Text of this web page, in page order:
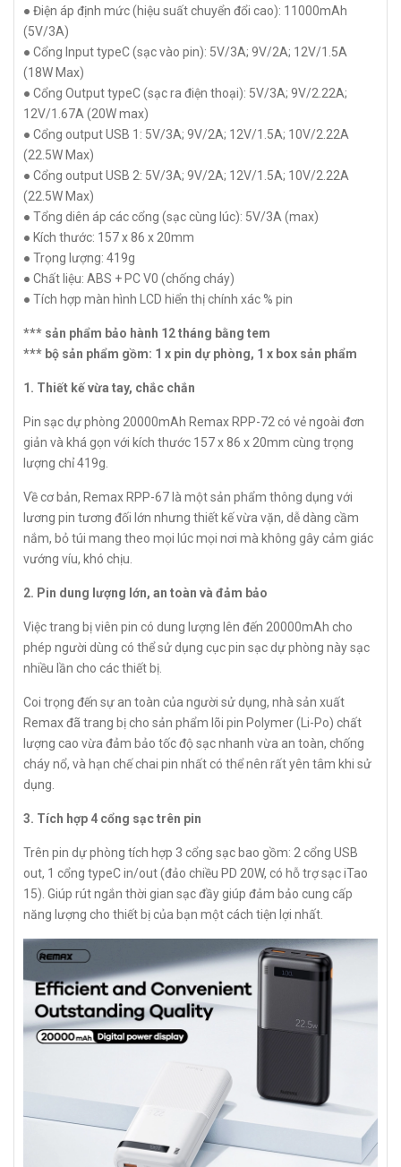
● Điện áp định mức (hiệu suất chuyển đổi cao): 11000mAh
(5V/3A)
● Cổng Input typeC (sạc vào pin): 5V/3A; 9V/2A; 12V/1.5A
(18W Max)
● Cổng Output typeC (sạc ra điện thoại): 5V/3A; 9V/2.22A;
12V/1.67A (20W max)
● Cổng output USB 1: 5V/3A; 9V/2A; 12V/1.5A; 10V/2.22A
(22.5W Max)
● Cổng output USB 2: 5V/3A; 9V/2A; 12V/1.5A; 10V/2.22A
(22.5W Max)
● Tổng diên áp các cổng (sạc cùng lúc): 5V/3A (max)
● Kích thước: 157 x 86 x 20mm
● Trọng lượng: 419g
● Chất liệu: ABS + PC V0 (chống cháy)
● Tích hợp màn hình LCD hiển thị chính xác % pin
*** sản phẩm bảo hành 12 tháng bằng tem
*** bộ sản phẩm gồm: 1 x pin dự phòng, 1 x box sản phẩm
1. Thiết kế vừa tay, chắc chắn
Pin sạc dự phòng 20000mAh Remax RPP-72 có vẻ ngoài đơn
giản và khá gọn với kích thước 157 x 86 x 20mm cùng trọng
lượng chỉ 419g.
Về cơ bản, Remax RPP-67 là một sản phẩm thông dụng với
lương pin tương đối lớn nhưng thiết kế vừa vặn, dễ dàng cầm
nắm, bỏ túi mang theo mọi lúc mọi nơi mà không gây cảm giác
vướng víu, khó chịu.
2. Pin dung lượng lớn, an toàn và đảm bảo
Việc trang bị viên pin có dung lượng lên đến 20000mAh cho
phép người dùng có thể sử dụng cục pin sạc dự phòng này sạc
nhiều lần cho các thiết bị.
Coi trọng đến sự an toàn của người sử dụng, nhà sản xuất
Remax đã trang bị cho sản phẩm lõi pin Polymer (Li-Po) chất
lượng cao vừa đảm bảo tốc độ sạc nhanh vừa an toàn, chống
cháy nổ, và hạn chế chai pin nhất có thể nên rất yên tâm khi sử
dụng.
3. Tích hợp 4 cổng sạc trên pin
Trên pin dự phòng tích hợp 3 cổng sạc bao gồm: 2 cổng USB
out, 1 cổng typeC in/out (đảo chiều PD 20W, có hỗ trợ sạc iTao
15). Giúp rút ngắn thời gian sạc đầy giúp đảm bảo cung cấp
năng lượng cho thiết bị của bạn một cách tiện lợi nhất.